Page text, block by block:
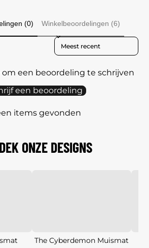
(0) Winkelbeoordelingen (6)
Sort reviews by
om een beoordeling te schrijven
een beoordeling
items gevonden
ONZE DESIGNS
The Cyberdemon Muismat